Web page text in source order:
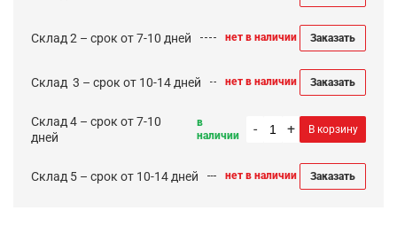
Склад 2 – срок от 7-10 дней нет в наличии Заказать
Cклад 3 – срок от 10-14 дней нет в наличии Заказать
Склад 4 – срок от 7-10
дней
в
наличии
- + В корзину
Склад 5 – срок от 10-14 дней нет в наличии Заказать